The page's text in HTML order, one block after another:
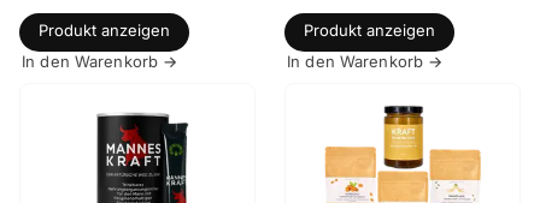
Produkt anzeigen
In den Warenkorb →
Produkt anzeigen
In den Warenkorb →